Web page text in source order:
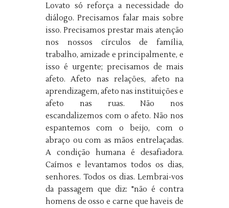
Lovato só reforça a necessidade do
diálogo. Precisamos falar mais sobre
isso. Precisamos prestar mais atenção
nos nossos círculos de família,
trabalho, amizade e principalmente, e
isso é urgente; precisamos de mais
afeto. Afeto nas relações, afeto na
aprendizagem, afeto nas instituições e
afeto nas ruas. Não nos
escandalizemos com o afeto. Não nos
espantemos com o beijo, com o
abraço ou com as mãos entrelaçadas.
A condição humana é desafiadora.
Caímos e levantamos todos os dias,
senhores. Todos os dias. Lembrai-vos
da passagem que diz: "não é contra
homens de osso e carne que haveis de